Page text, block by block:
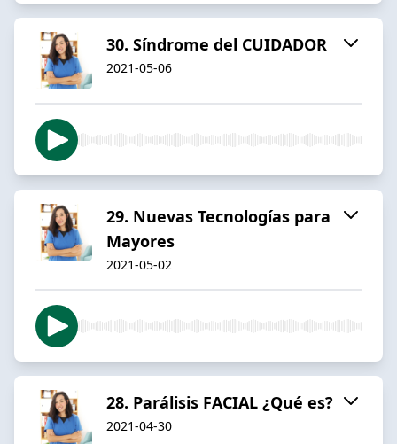
30. Síndrome del CUIDADOR
2021-05-06
29. Nuevas Tecnologías para
Mayores
2021-05-02
28. Parálisis FACIAL ¿Qué es?
2021-04-30